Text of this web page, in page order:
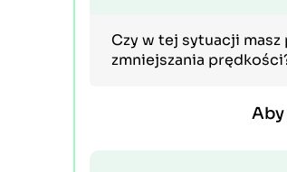
Czy w tej sytuacji
zmniejszania